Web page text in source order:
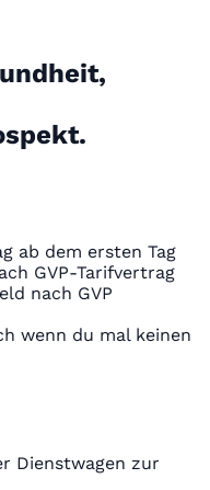
ab dem ersten Tag
GVP-Tarifvertrag
nach GVP
wenn du mal keinen
Dienstwagen zur